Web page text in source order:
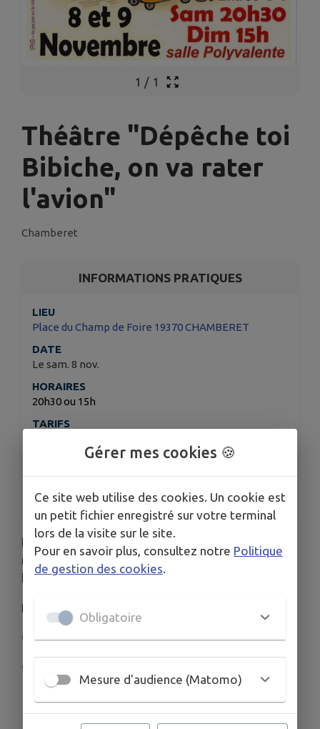
1 / 1
Théâtre "Dépêche toi
Bibiche, on va rater
l'avion"
Chamberet
INFORMATIONS PRATIQUES
LIEU
Place du Champ de Foire 19370 CHAMBERET
DATE
Le sam. 8 nov.
HORAIRES
20h30 ou 15h
TARIFS
gratuit moins de 12 ans
ORGANISÉ PAR
LA GAIETE CHAMBERTOISE
La gaieté Chambertoise vous propose les 8 et 9
novembre à la salle des fêtes, une pièce
humoristique de Monsieur Jérôme DUBOIS.
Représentations :
* samedi 8 novembre à 20h30
* dimanche 9 novembre à 15h
Gérer mes cookies 🍪
Ce site web utilise des cookies. Un cookie est
un petit fichier enregistré sur votre terminal
lors de la visite sur le site.
Pour en savoir plus, consultez notre Politique
de gestion des cookies
Obligatoire
Mesure d'audience (Matomo)